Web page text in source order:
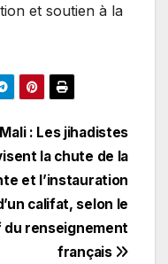
et soutien à la
Mali : Les jihadistes
la chute de la
et l’instauration
califat, selon le
du renseignement
français